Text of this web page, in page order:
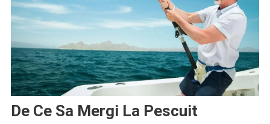
De Ce Sa Mergi La Pescuit